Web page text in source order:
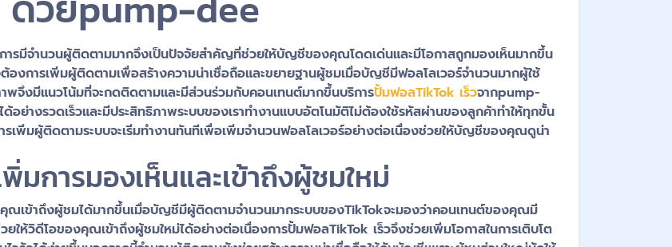
ารมีจำนวนผู้ติดตามมากจึงเป็นปัจจัยสำคัญที่ช่วยให้บัญชีของคุณโดดเด่นและมีโอกาสถูกมองเห็นมากขึ้น
องการเพิ่มผู้ติดตามเพื่อสร้างความน่าเชื่อถือและขยายฐานผู้ชมเมื่อบัญชีมีฟอลโลเวอร์จำนวนมากผู้ใช้
จึงมีแนวโน้มที่จะกดติดตามและมีส่วนร่วมกับคอนเทนต์มากขึ้นบริการปั้มฟอลTikTok เร็วจากpump-
งรวดเร็วและมีประสิทธิภาพระบบของเราทำงานแบบอัตโนมัติไม่ต้องใช้รหัสผ่านของลูกค้าทำให้ทุกขั้น
พิ่มผู้ติดตามระบบจะเริ่มทำงานทันทีเพื่อเพิ่มจำนวนฟอลโลเวอร์อย่างต่อเนื่องช่วยให้บัญชีของคุณดูน่า
การมองเห็นและเข้าถึงผู้ชมใหม่
ณเข้าถึงผู้ชมได้มากขึ้นเมื่อบัญชีมีผู้ติดตามจำนวนมากระบบของTikTokจะมองว่าคอนเทนต์ของคุณมี
ให้วิดีโอของคุณเข้าถึงผู้ชมใหม่ได้อย่างต่อเนื่องการปั้มฟอลTikTok เร็วจึงช่วยเพิ่มโอกาสในการเติบโต